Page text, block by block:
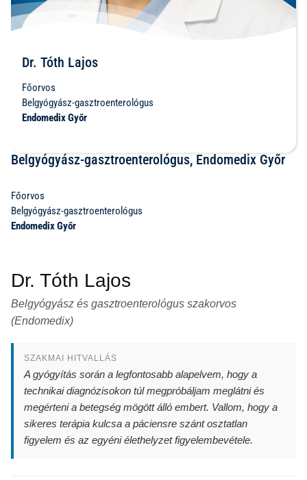
Dr. Tóth Lajos
Főorvos
Belgyógyász-gasztroenterológus
Endomedix Győr
Belgyógyász-gasztroenterológus, Endomedix Győr
Főorvos
Belgyógyász-gasztroenterológus
Endomedix Győr
Dr. Tóth Lajos
Belgyógyász és gasztroenterológus szakorvos
(Endomedix)
SZAKMAI HITVALLÁS
A gyógyítás során a legfontosabb alapelvem, hogy a
technikai diagnózisokon túl megpróbáljam meglátni és
megérteni a betegség mögött álló embert. Vallom, hogy a
sikeres terápia kulcsa a páciensre szánt osztatlan
figyelem és az egyéni élethelyzet figyelembevétele.